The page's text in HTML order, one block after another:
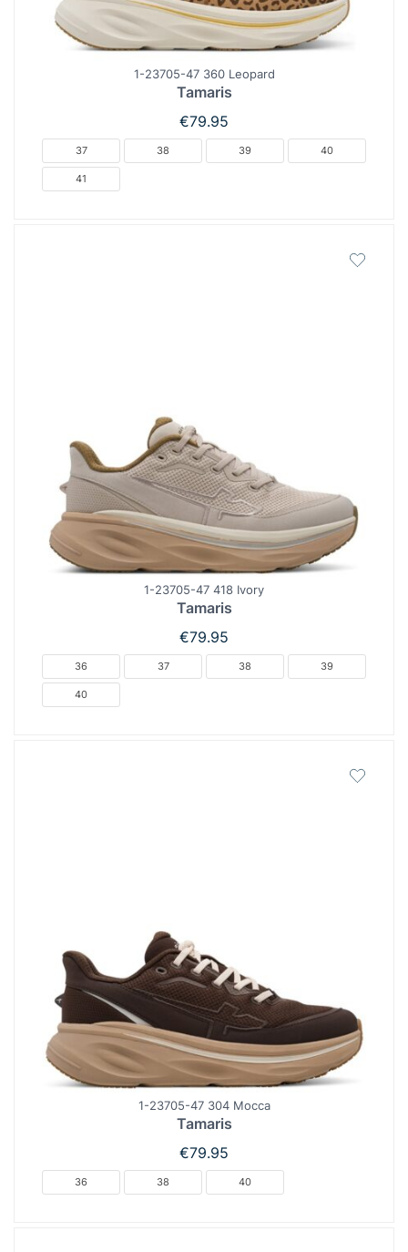
1-23705-47 360 Leopard
Tamaris
€79.95
37 38 39 40
41
1-23705-47 418 Ivory
Tamaris
€79.95
36 37 38 39
40
1-23705-47 304 Mocca
Tamaris
€79.95
36 38 40